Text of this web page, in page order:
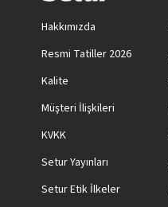
Hakkımızda
Resmi Tatiller 2026
Kalite
Müşteri İlişkileri
KVKK
Setur Yayınları
Setur Etik İlkeler